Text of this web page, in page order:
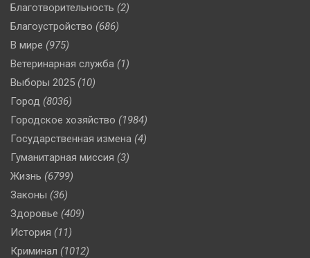
Благотворительность (2)
Благоустройство (686)
В мире (975)
Ветеринарная служба (1)
Выборы 2025 (10)
Город (8036)
Городское хозяйство (1984)
Государственная измена (4)
Гуманитарная миссия (3)
Жизнь (6799)
Законы (36)
Здоровье (409)
История (11)
Криминал (1012)